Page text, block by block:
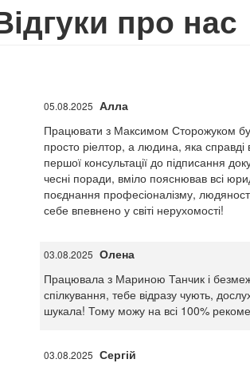
про нас
05.08.2025 Алла
Працювати з Максимом Сторожуком
просто ріелтор, а людина, яка
першої консультації до підписання
чесні поради, вміло пояснював всі
поєднання професіоналізму,
себе впевнено у світі нерухомості!
03.08.2025 Олена
Працювала з Мариною Танчик і
спілкування, тебе відразу чують,
шукала! Тому можу на всі 100%
03.08.2025 Сергій